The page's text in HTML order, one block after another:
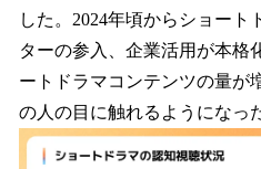
した。2024年頃からショート
ターの参入、企業活用が本格
ートドラマコンテンツの量が
の人の目に触れるようになっ